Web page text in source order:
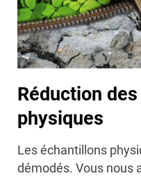
Réduction
physiques
Les échantillons
démodés. Vous nous